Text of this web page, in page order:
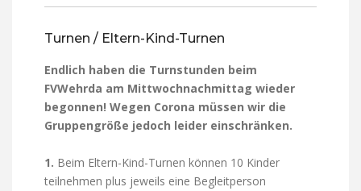
Turnen / Eltern-Kind-Turnen
Endlich haben die Turnstunden beim
FVWehrda am Mittwochnachmittag wieder
begonnen! Wegen Corona müssen wir die
Gruppengröße jedoch leider einschränken.
1. Beim Eltern-Kind-Turnen können 10 Kinder
teilnehmen plus jeweils eine Begleitperson